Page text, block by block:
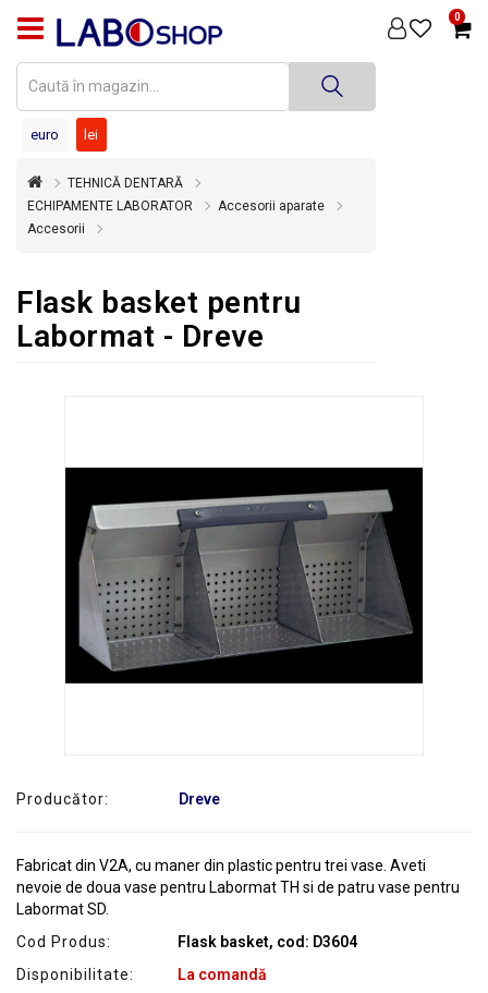
0
PRODUSE
DENTARĂ
DENTARĂ
DEZINFECȚIE
SUPER
OFERTĂ
euro lei
TEHNICĂ DENTARĂ
ECHIPAMENTE LABORATOR
Accesorii aparate
Accesorii
Flask basket pentru
Labormat - Dreve
Producător: Dreve
Fabricat din V2A, cu maner din plastic pentru trei vase. Aveti
nevoie de doua vase pentru Labormat TH si de patru vase pentru
Labormat SD.
Cod Produs:
Flask basket, cod: D3604
Disponibilitate:
La comandă